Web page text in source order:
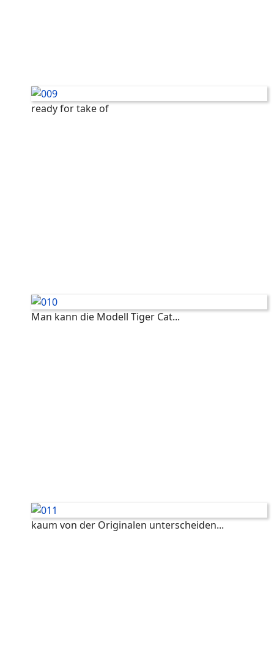
ready for take of
Man kann die Modell Tiger Cat...
kaum von der Originalen unterscheiden...